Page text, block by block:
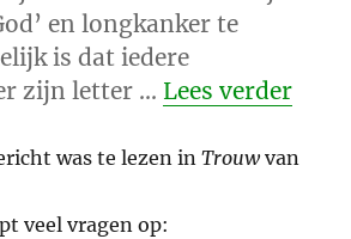
en longkanker te
is dat iedere
zijn letter … Lees verder
was te lezen inTrouwvan
veel vragen op: